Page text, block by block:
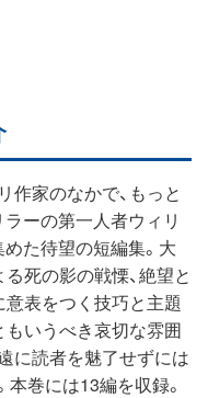
家のなかで、もっと
ーの第一人者ウィリ
た待望の短編集。大
死の影の戦慄、絶望と
意表をつく技巧と主題
もいうべき哀切な雰囲
に読者を魅了せずには
巻には13編を収録。